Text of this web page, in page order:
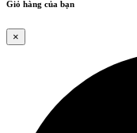
Giỏ hàng của bạn
×